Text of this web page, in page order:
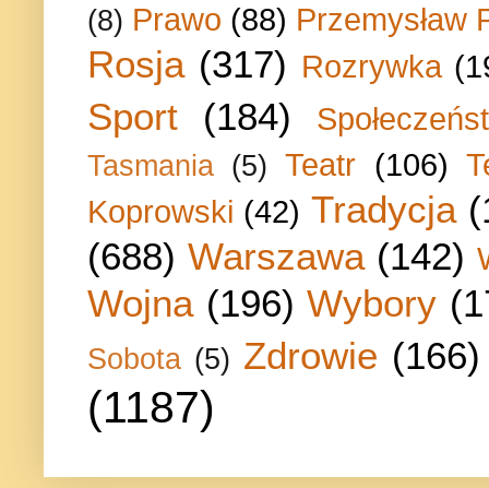
(8) Prawo (88) Przemysław
Rosja (317) Rozrywka
Sport (184)
Tasmania (5) Teatr (106)
Koprowski (42) Tradycja
(688) Warszawa (142)
Wojna (196) Wybory
Sobota (5) Zdrowie (166)
(1187)